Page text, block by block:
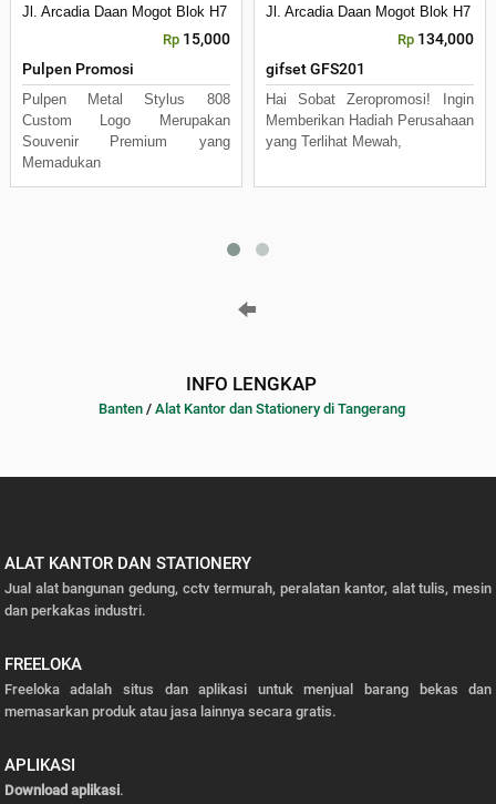
Jl. Arcadia Daan Mogot Blok H7 No 16 Daan Mogot Km 21. Kecamatan
Rp 15,000
Pulpen Promosi
Pulpen Metal Stylus 808
Custom Logo Merupakan
Souvenir Premium yang
Memadukan
Jl. Arcadia Daan Mogot Blok H7
Rp 134,000
gifset GFS201
Hai Sobat Zeropromosi! Ingin
Memberikan Hadiah Perusahaan
yang Terlihat Mewah,
INFO LENGKAP
Banten/ Alat Kantor dan Stationery di Tangerang
ALAT KANTOR DAN STATIONERY
Jual alat bangunan gedung, cctv termurah, peralatan kantor, alat tulis, mesin
dan perkakas industri.
FREELOKA
Freeloka adalah situs dan aplikasi untuk menjual barang bekas dan
memasarkan produk atau jasa lainnya secara gratis.
APLIKASI
Download aplikasi.